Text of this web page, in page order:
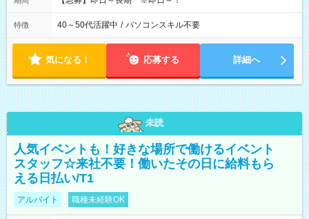
特徴 40～50代活躍中 / パソコンスキル不要
気になる！ 応募する 詳細へ
未読
人気イベントも！好きな場所で働けるイベント
スタッフ☆来社不要！働いたその日に給料もら
える日払い/T1
アルバイト 職種未経験OK